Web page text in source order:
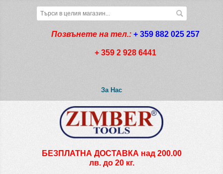
Позвънете на тел.: + 359 882 025 257
+ 359 2 928 6441
За Нас
БЕЗПЛАТНА ДОСТАВКА над 200.00
лв. до 20 кг.